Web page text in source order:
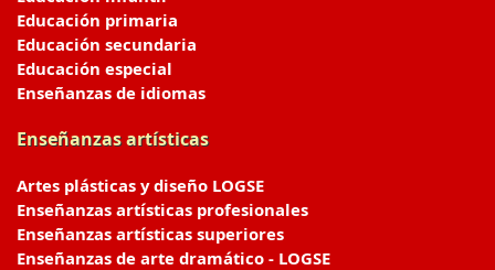
Educación primaria
Educación secundaria
Educación especial
Enseñanzas de idiomas
Enseñanzas artísticas
Artes plásticas y diseño LOGSE
Enseñanzas artísticas profesionales
Enseñanzas artísticas superiores
Enseñanzas de arte dramático - LOGSE